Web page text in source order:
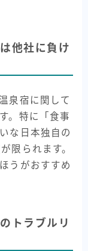
他社に負け
泉宿に関して
。特に「食事
な日本独自の
限られます。
うがおすすめ
トラブルリ